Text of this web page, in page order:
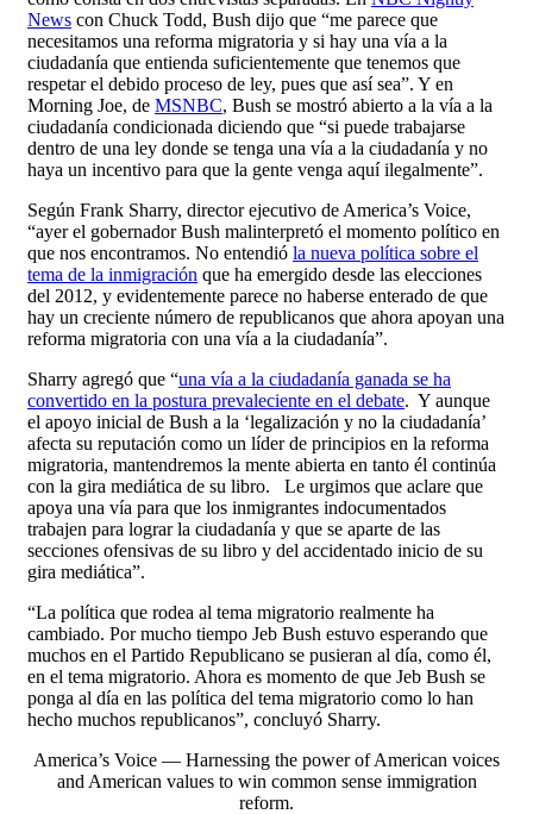
News con Chuck Todd, Bush dijo que “me parece que
necesitamos una reforma migratoria y si hay una vía a la
ciudadanía que entienda suficientemente que tenemos que
respetar el debido proceso de ley, pues que así sea”. Y en
Morning Joe, de MSNBC, Bush se mostró abierto a la vía a la
ciudadanía condicionada diciendo que “si puede trabajarse
dentro de una ley donde se tenga una vía a la ciudadanía y no
haya un incentivo para que la gente venga aquí ilegalmente”.
Según Frank Sharry, director ejecutivo de America’s Voice,
“ayer el gobernador Bush malinterpretó el momento político en
que nos encontramos. No entendió la nueva política sobre el
tema de la inmigración que ha emergido desde las elecciones
del 2012, y evidentemente parece no haberse enterado de que
hay un creciente número de republicanos que ahora apoyan una
reforma migratoria con una vía a la ciudadanía”.
Sharry agregó que “una vía a la ciudadanía ganada se ha
convertido en la postura prevaleciente en el debate. Y aunque
el apoyo inicial de Bush a la ‘legalización y no la ciudadanía’
afecta su reputación como un líder de principios en la reforma
migratoria, mantendremos la mente abierta en tanto él continúa
con la gira mediática de su libro. Le urgimos que aclare que
apoya una vía para que los inmigrantes indocumentados
trabajen para lograr la ciudadanía y que se aparte de las
secciones ofensivas de su libro y del accidentado inicio de su
gira mediática”.
“La política que rodea al tema migratorio realmente ha
cambiado. Por mucho tiempo Jeb Bush estuvo esperando que
muchos en el Partido Republicano se pusieran al día, como él,
en el tema migratorio. Ahora es momento de que Jeb Bush se
ponga al día en las política del tema migratorio como lo han
hecho muchos republicanos”, concluyó Sharry.
America’s Voice — Harnessing the power of American voices
and American values to win common sense immigration
reform.